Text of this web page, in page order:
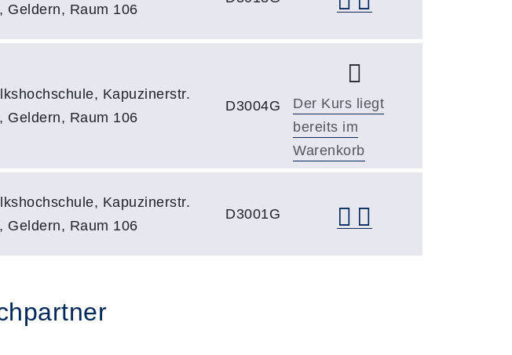
Geldern, Raum 106
Kapuzinerstr.
Geldern, Raum 106
D3004G
Der Kurs liegt
bereits im
Warenkorb
Kapuzinerstr.
Geldern, Raum 106
D3001G